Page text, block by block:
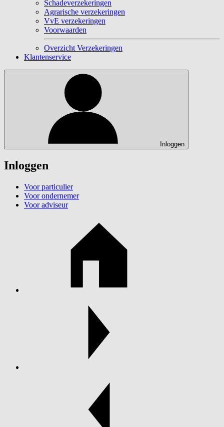
Schadeverzekeringen
Agrarische verzekeringen
VvE verzekeringen
Voorwaarden
Overzicht Verzekeringen
Klantenservice
Inloggen
Inloggen
Voor particulier
Voor ondernemer
Voor adviseur